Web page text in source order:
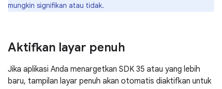
mungkin signifikan atau tidak.
Aktifkan layar penuh
Jika aplikasi Anda menargetkan SDK 35 atau yang lebih
baru, tampilan layar penuh akan otomatis diaktifkan untuk